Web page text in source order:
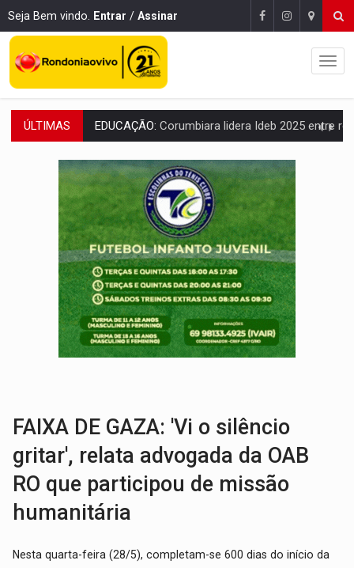
Seja Bem vindo. Entrar / Assinar
ÚLTIMAS COMPETIÇÕES:Joer 2026 inicia fases regionais e reúne mais de 7,3
PERIGO:Moradores denunciam escuridão e insegurança na Estrada
COLIGAÇÃO:Reabertura de ação no TSE pode resultar em cassação de prefeita
INCLUSÃO:APAE Porto Velho abre inscrições para
CLUBE DOS R$ 00,00:21 candidatos declaram patrimônio zero em Rondônia
VIOLÊNCIA VICÁRIA:MPRO obtém condenação de réu a 21 anos de prisão
INDISPONÍVEL:Transparência do Cinderondônia apresenta
AMPLIAÇÃO: IGs de Rondônia entram em programa internacional para
FAIXA DE GAZA: 'Vi o silêncio
gritar', relata advogada da OAB
RO que participou de missão
humanitária
Nesta quarta-feira (28/5), completam-se 600 dias do início da